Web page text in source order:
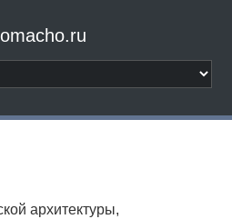
архитектуры,